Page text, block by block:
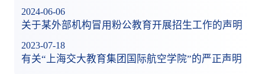
2024-06-06
关于某外部机构冒用粉公教育开展招生工作的声明
2023-07-18
有关“上海交大教育集团国际航空学院”的严正声明